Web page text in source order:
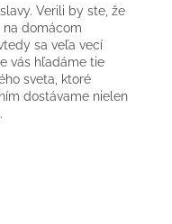
Verili by ste, že
na domácom
sa veľa vecí
vás hľadáme tie
sveta, ktoré
dostávame nielen